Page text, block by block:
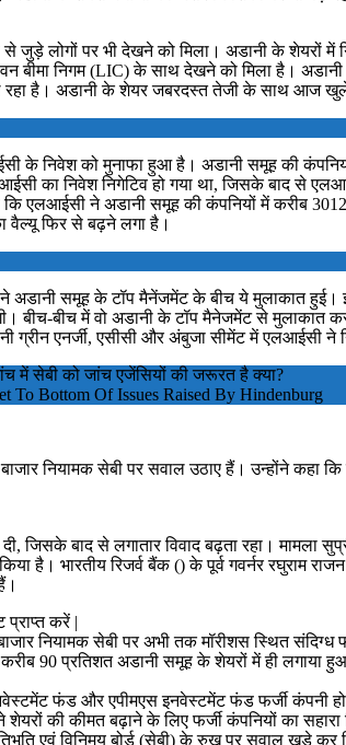
से जुड़े लोगों पर भी देखने को मिला। अडानी के
बीमा निगम (LIC) के साथ देखने को मिला है।
रहा है। अडानी के शेयर जबरदस्त तेजी के साथ आज
के निवेश को मुनाफा हुआ है। अडानी समूह की
का निवेश निगेटिव हो गया था, जिसके बाद से
एलआईसी ने अडानी समूह की कंपनियों में करीब
फिर से बढ़ने लगा है।
समूह के टॉप मैनेंजमेंट के बीच ये मुलाकात हुई।
बीच-बीच में वो अडानी के टॉप मैनेजमेंट से मुलाकात
ग्रीन एनर्जी, एसीसी और अंबुजा सीमेंट में एलआईसी ने
में सेबी को जांच एजेंसियों की जरूरत है क्या?
To Bottom Of Issues Raised By Hindenburg
नियामक सेबी पर सवाल उठाए हैं। उन्होंने
दी, जिसके बाद से लगातार विवाद बढ़ता रहा।
किया है। भारतीय रिजर्व बैंक () के पूर्व गवर्नर
करें |
नियामक सेबी पर अभी तक मॉरीशस स्थित
90 प्रतिशत अडानी समूह के शेयरों में ही लगाया
फंड और एपीमएस इनवेस्टमेंट फंड फर्जी
की कीमत बढ़ाने के लिए फर्जी कंपनियों का
एवं विनिमय बोर्ड (सेबी) के रुख पर सवाल खड़े